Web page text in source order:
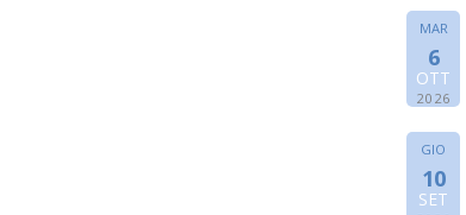
MAR
6
OTT
2026
GIO
10
SET